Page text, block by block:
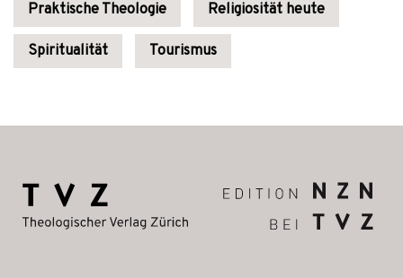
Praktische Theologie Religiosität heute
Spiritualität Tourismus